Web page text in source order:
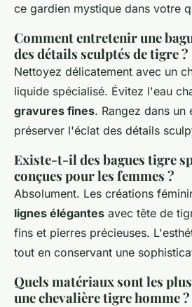
ce gardien mystique dans votre
Comment entretenir une
des détails sculptés de tigre ?
Nettoyez délicatement avec un
liquide spécialisé. Évitez l'eau
gravures fines. Rangez dans un
préserver l'éclat des détails
Existe-t-il des bagues tigre
conçues pour les femmes ?
Absolument. Les créations
lignes élégantes avec tête de
fins et pierres précieuses.
tout en conservant une
Quels matériaux sont les
une chevalière tigre homme ?